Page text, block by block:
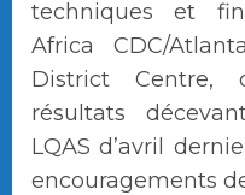
techniques et
Africa CDC/
District Centre,
résultats
LQAS d’avril
encouragements